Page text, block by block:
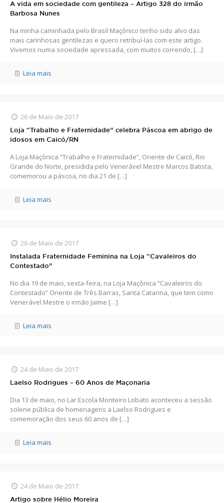
A vida em sociedade com gentileza – Artigo 328 do irmão
Barbosa Nunes
Na minha caminhada pelo Brasil Maçônico tenho sido alvo das
mais carinhosas gentilezas e quero retribuí-las com este artigo.
Vivemos numa sociedade apressada, com muitos correndo, […]
Leia mais
26 de Maio de 2017
Loja “Trabalho e Fraternidade” celebra Páscoa em abrigo de
idosos em Caicó/RN
A Loja Maçônica “Trabalho e Fraternidade”, Oriente de Caicó, Rio
Grande do Norte, presidida pelo Venerável Mestre Marcos Batista,
comemorou a páscoa, no dia 21 de […]
Leia mais
26 de Maio de 2017
Instalada Fraternidade Feminina na Loja “Cavaleiros do
Contestado”
No dia 19 de maio, sexta-feira, na Loja Maçônica “Cavaleiros do
Contestado” Oriente de Três Barras, Santa Catarina, que tem como
Venerável Mestre o irmão Jaime […]
Leia mais
24 de Maio de 2017
Laelso Rodrigues – 60 Anos de Maçonaria
Dia 13 de maio, no Lar Escola Monteiro Lobato aconteceu a sessão
solene pública de homenagens a Laelso Rodrigues e
comemoração dos seus 60 anos de […]
Leia mais
24 de Maio de 2017
Artigo sobre Hélio Moreira